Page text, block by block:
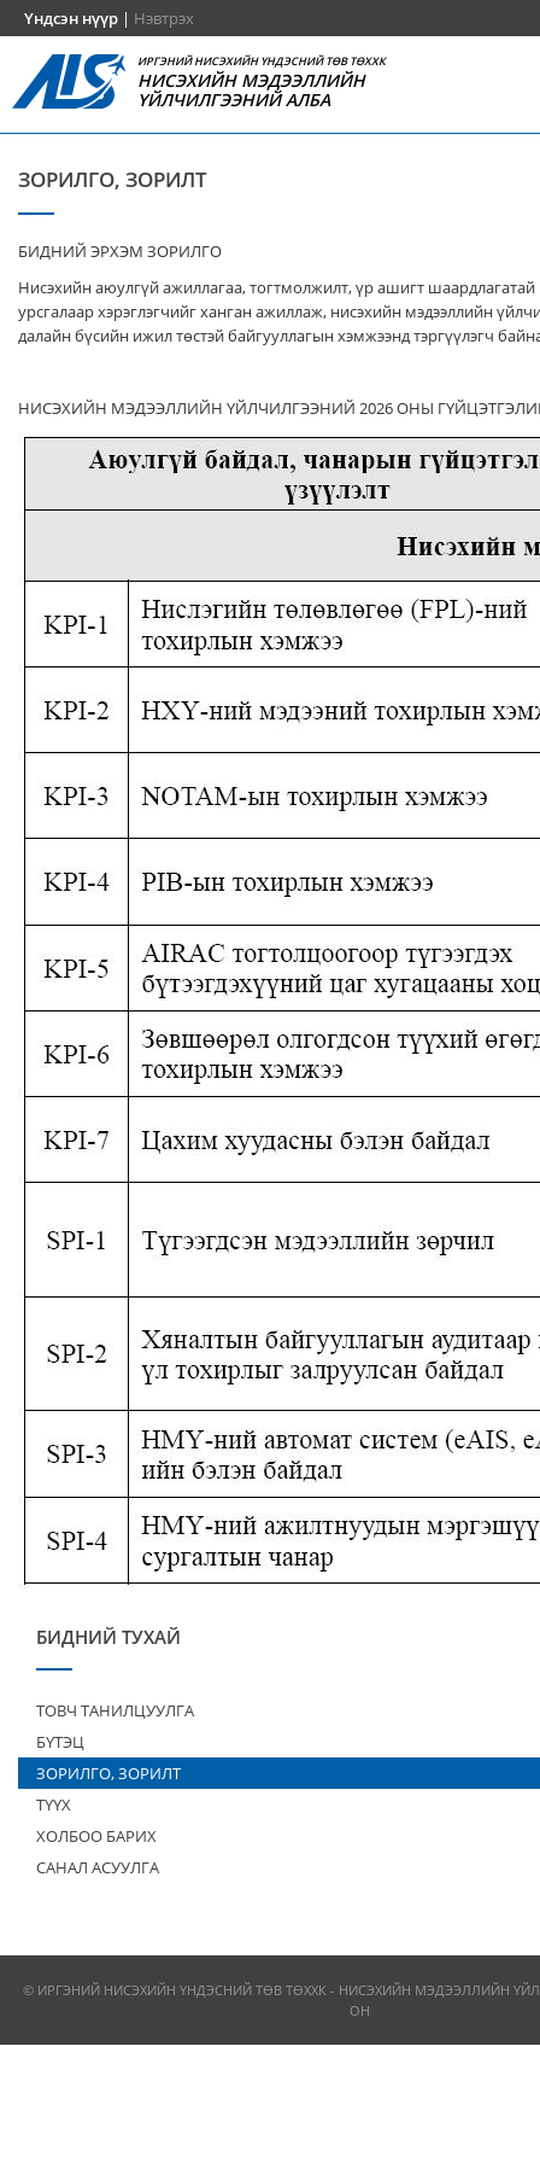
Үндсэн нүүр | Нэвтрэх
ИРГЭНИЙ НИСЭХИЙН ҮНДЭСНИЙ ТӨВ ТӨХХК
НИСЭХИЙН МЭДЭЭЛЛИЙН
ҮЙЛЧИЛГЭЭНИЙ АЛБА
ЗОРИЛГО, ЗОРИЛТ
БИДНИЙ ЭРХЭМ ЗОРИЛГО
Нисэхийн аюулгүй ажиллагаа, тогтмолжилт, үр ашигт шаардлагатай
урсгалаар хэрэглэгчийг ханган ажиллаж, нисэхийн мэдээллийн
далайн бүсийн ижил төстэй байгууллагын хэмжээнд тэргүүлэгч
НИСЭХИЙН МЭДЭЭЛЛИЙН ҮЙЛЧИЛГЭЭНИЙ 2026 ОНЫ
БИДНИЙ ТУХАЙ
ТОВЧ ТАНИЛЦУУЛГА
БҮТЭЦ
ЗОРИЛГО, ЗОРИЛТ
ТҮҮХ
ХОЛБОО БАРИХ
САНАЛ АСУУЛГА
© ИРГЭНИЙ НИСЭХИЙН ҮНДЭСНИЙ ТӨВ ТӨХХК - НИСЭХИЙН МЭДЭЭЛЛИЙН
ОН